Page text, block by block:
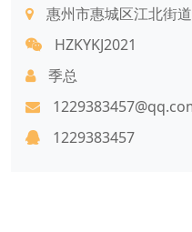
惠州市惠城区江北街
HZKYKJ2021
季总
1229383457